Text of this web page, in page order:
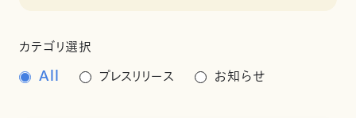
カテゴリ選択
All プレスリリース お知らせ